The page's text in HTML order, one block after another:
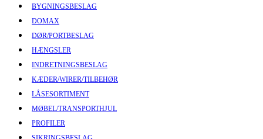
BYGNINGSBESLAG
DOMAX
DØR/PORTBESLAG
HÆNGSLER
INDRETNINGSBESLAG
KÆDER/WIRER/TILBEHØR
LÅSESORTIMENT
MØBEL/TRANSPORTHJUL
PROFILER